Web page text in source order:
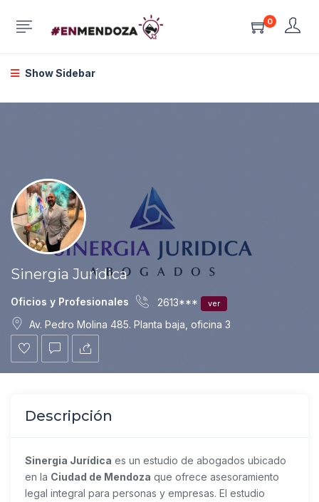
0
Show Sidebar
Sinergia Jurídica
Oficios y Profesionales 2613*** ver
Av. Pedro Molina 485. Planta baja, oficina 3
Descripción
Sinergia Jurídica es un estudio de abogados ubicado
en la Ciudad de Mendoza que ofrece asesoramiento
legal integral para personas y empresas. El estudio